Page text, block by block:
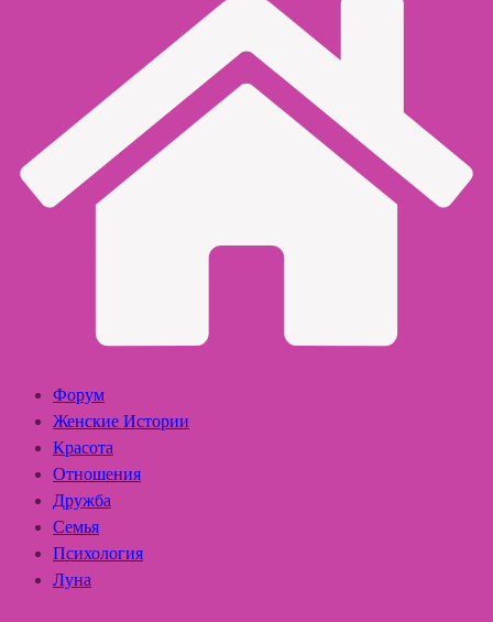
Форум
Женские Истории
Красота
Отношения
Дружба
Семья
Психология
Луна